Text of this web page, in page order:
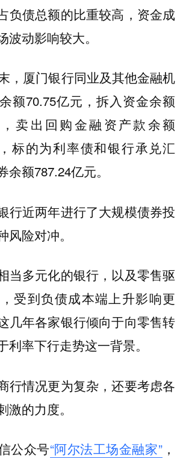
负债总额的比重较高，资金成
波动影响较大。
，厦门银行同业及其他金融机
额70.75亿元，拆入资金余额
卖出回购金融资产款余额
标的为利率债和银行承兑汇
余额787.24亿元。
行近两年进行了大规模债券投
风险对冲。
当多元化的银行，以及零售驱
受到负债成本端上升影响更
几年各家银行倾向于向零售转
利率下行走势这一背景。
行情况更为复杂，还要考虑各
的力度。
公众号“阿尔法工场金融家”，